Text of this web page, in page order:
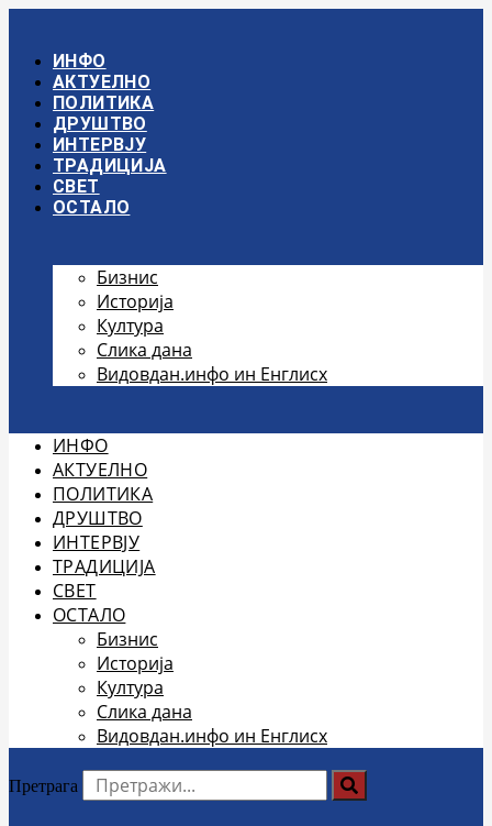
садржајИНФО
АКТУЕЛНО
ПОЛИТИКА
ДРУШТВО
ИНТЕРВЈУ
ТРАДИЦИЈА
СВЕТ
ОСТАЛО
Бизнис
Историја
Култура
Слика дана
Видовдан.инфо ин Енглисх
ИНФО
АКТУЕЛНО
ПОЛИТИКА
ДРУШТВО
ИНТЕРВЈУ
ТРАДИЦИЈА
СВЕТ
ОСТАЛО
Бизнис
Историја
Култура
Слика дана
Видовдан.инфо ин Енглисх
Претрага